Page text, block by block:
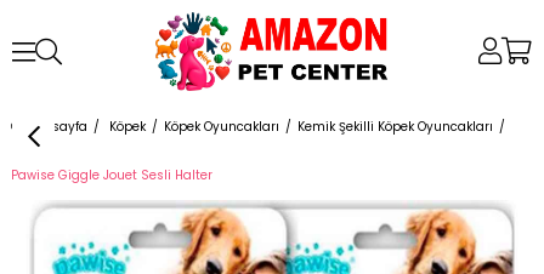
Anasayfa Köpek Köpek Oyuncakları Kemik Şekilli Köpek Oyuncakları
Pawise Giggle Jouet Sesli Halter